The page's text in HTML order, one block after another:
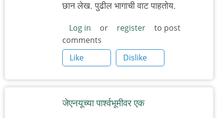
छान लेख. पुढील भागाची वाट पाहतोय.
Log in or register
to post
comments
Like
Dislike
जेएनयूच्या पार्श्वभूमीवर एक